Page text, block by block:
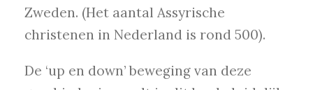
Zweden. (Het aantal Assyrische
christenen in Nederland is rond 500).
De ‘up en down’ beweging van deze